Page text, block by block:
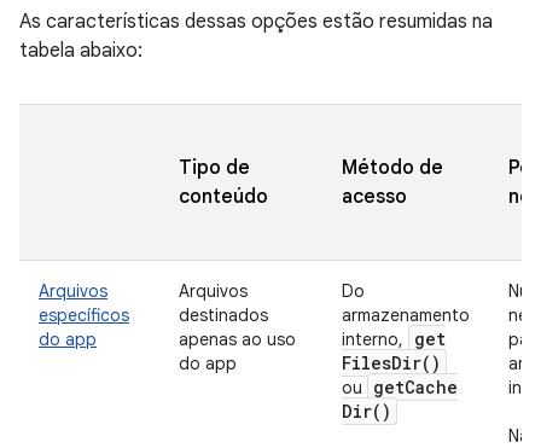
As características dessas opções estão resumidas na
tabela abaixo:
Tipo de
conteúdo
Método de
acesso
Arquivos
específicos
do app
Arquivos
destinados
apenas ao uso
do app
Do
armazenamento
interno,
get
FilesDir( )
ou getCache
Dir( )